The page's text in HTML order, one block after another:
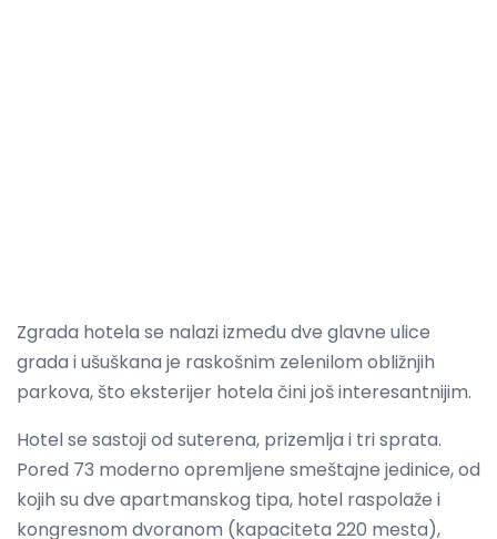
Zgrada hotela se nalazi između dve glavne ulice
grada i ušuškana je raskošnim zelenilom obližnjih
parkova, što eksterijer hotela čini još interesantnijim.
Hotel se sastoji od suterena, prizemlja i tri sprata.
Pored 73 moderno opremljene smeštajne jedinice, od
kojih su dve apartmanskog tipa, hotel raspolaže i
kongresnom dvoranom (kapaciteta 220 mesta),